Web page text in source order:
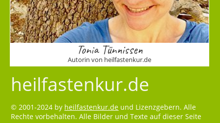
Tonia Tünnissen
Autorin von heilfastenkur.de
heilfastenkur.de
© 2001-2024 by heilfastenkur.de und Lizenzgebern. Alle
Rechte vorbehalten. Alle Bilder und Texte auf dieser Seite